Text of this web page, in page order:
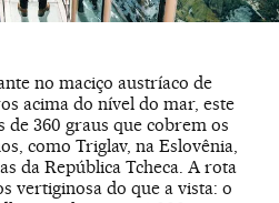
no maciço austríaco de
acima do nível do mar, este
de 360 graus que cobrem os
como Triglav, na Eslovênia,
da República Tcheca. A rota
vertiginosa do que a vista: o